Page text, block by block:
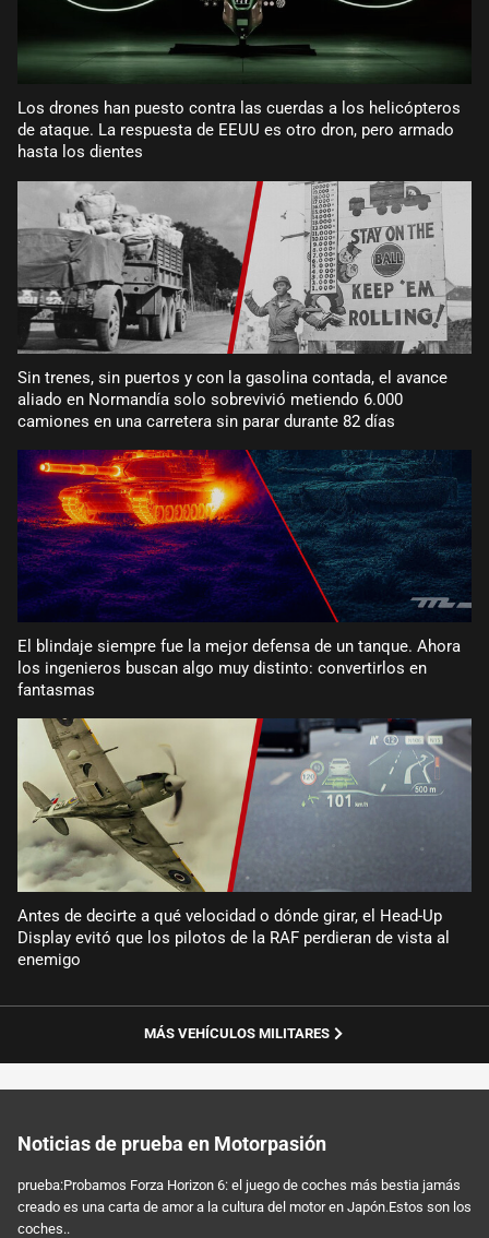
Los drones han puesto contra las cuerdas a los helicópteros
de ataque. La respuesta de EEUU es otro dron, pero armado
hasta los dientes
Sin trenes, sin puertos y con la gasolina contada, el avance
aliado en Normandía solo sobrevivió metiendo 6.000
camiones en una carretera sin parar durante 82 días
El blindaje siempre fue la mejor defensa de un tanque. Ahora
los ingenieros buscan algo muy distinto: convertirlos en
fantasmas
Antes de decirte a qué velocidad o dónde girar, el Head-Up
Display evitó que los pilotos de la RAF perdieran de vista al
enemigo
MÁS VEHÍCULOS MILITARES
Noticias de prueba en Motorpasión
prueba:Probamos Forza Horizon 6: el juego de coches más bestia jamás
creado es una carta de amor a la cultura del motor en Japón.Estos son los
coches..